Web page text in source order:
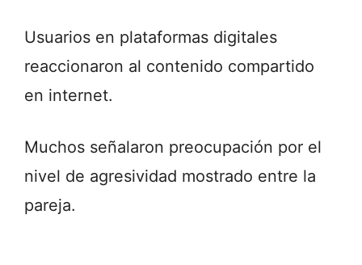
Usuarios en plataformas digitales
reaccionaron al contenido compartido
en internet.
Muchos señalaron preocupación por el
nivel de agresividad mostrado entre la
pareja.